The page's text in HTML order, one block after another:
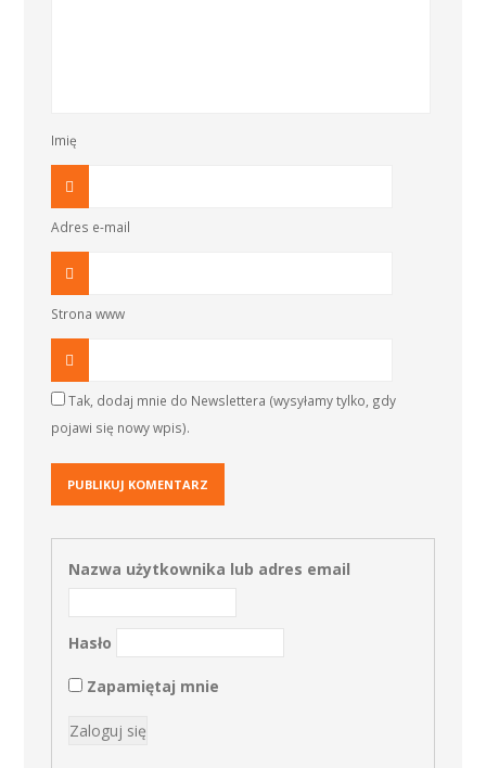
Imię
Adres e-mail
Strona www
Tak, dodaj mnie do Newslettera (wysyłamy tylko, gdy
pojawi się nowy wpis).
Nazwa użytkownika lub adres email
Hasło
Zapamiętaj mnie